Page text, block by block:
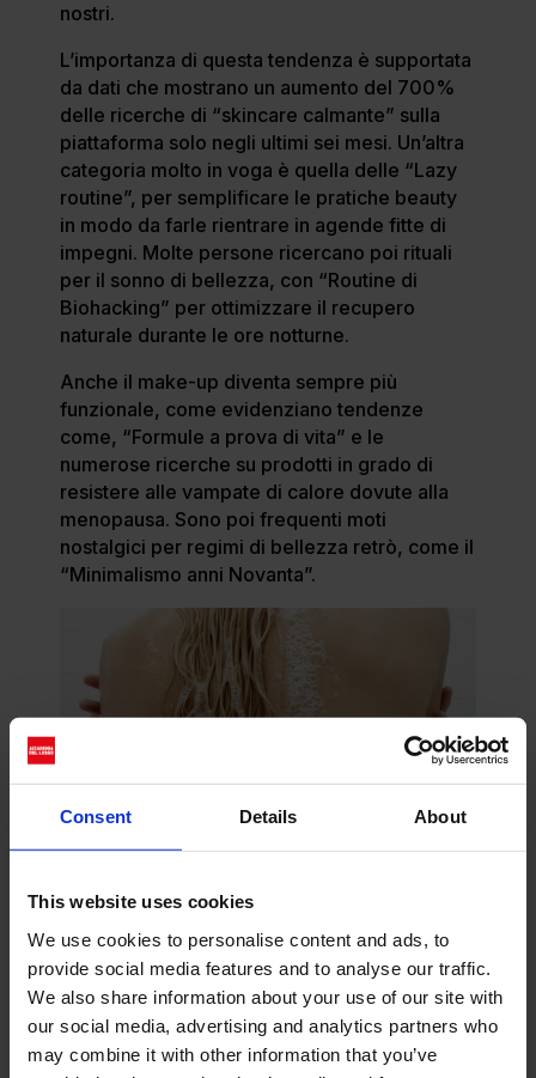
Consent Details About
This website uses cookies
We use cookies to personalise content and ads, to
provide social media features and to analyse our traffic.
We also share information about your use of our site with
our social media, advertising and analytics partners who
may combine it with other information that you’ve
nostri.
L’importanza di questa tendenza è supportata
da dati che mostrano un aumento del 700%
delle ricerche di “skincare calmante” sulla
piattaforma solo negli ultimi sei mesi. Un’altra
categoria molto in voga è quella delle “Lazy
routine”, per semplificare le pratiche beauty
in modo da farle rientrare in agende fitte di
impegni. Molte persone ricercano poi rituali
per il sonno di bellezza, con “Routine di
Biohacking” per ottimizzare il recupero
naturale durante le ore notturne.
Anche il make-up diventa sempre più
funzionale, come evidenziano tendenze
come, “Formule a prova di vita” e le
numerose ricerche su prodotti in grado di
resistere alle vampate di calore dovute alla
menopausa. Sono poi frequenti moti
nostalgici per regimi di bellezza retrò, come il
“Minimalismo anni Novanta”.
Verso un nuovo concept di
bellezza ispirato alla
ricerca di equilibrio
L’analisi dei dati riportati evidenzia come